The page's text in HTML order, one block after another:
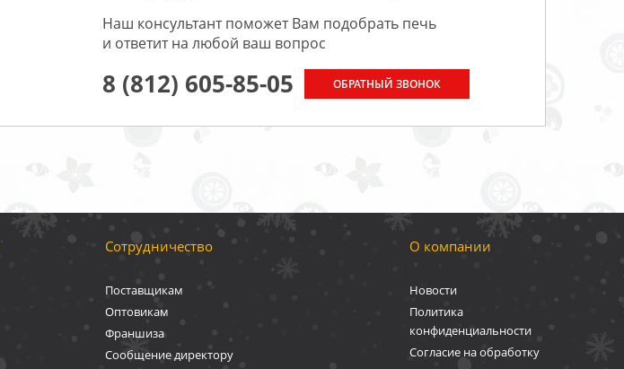
Наш консультант поможет Вам подобрать печь
и ответит на любой ваш вопрос
8 (812) 605-85-05 ОБРАТНЫЙ ЗВОНОК
Сотрудничество
Поставщикам
Оптовикам
Франшиза
Сообщение директору
О компании
Новости
Политика
конфиденциальности
Согласие на обработку